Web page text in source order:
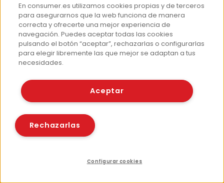
Zurich
Lo mejor:Se cubre el rescate del vehículo por vuelco
o caída hasta una cantidad máxima de 450 euros.
Lo peor:
Es una de las entidades más caras de las
seleccionadas para la muestra.
6 ciudades, una a una
En consumer.es utilizamos cookies propias y de terceros
para asegurarnos que la web funciona de manera
correcta y ofrecerte una mejor experiencia de
navegación. Puedes aceptar todas las cookies
pulsando el botón “aceptar”, rechazarlas o configurarlas
para elegir libremente las que mejor se adaptan a tus
necesidades.
Aceptar
Rechazarlas
Configurar cookies